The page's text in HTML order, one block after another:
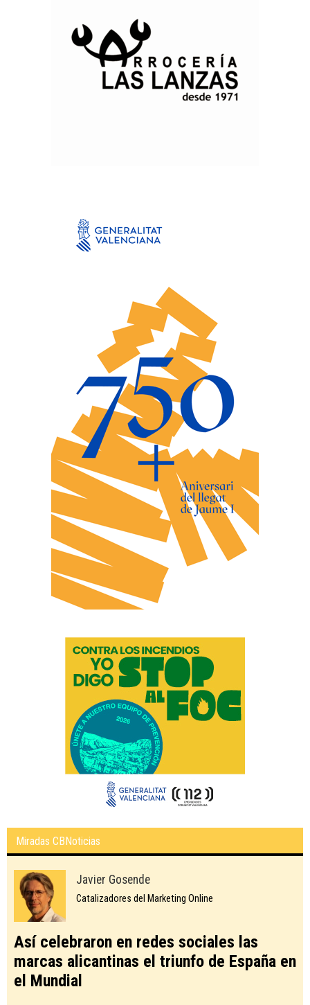
Miradas CBNoticias
Javier Gosende
Catalizadores del Marketing Online
Así celebraron en redes sociales las
marcas alicantinas el triunfo de España en
el Mundial